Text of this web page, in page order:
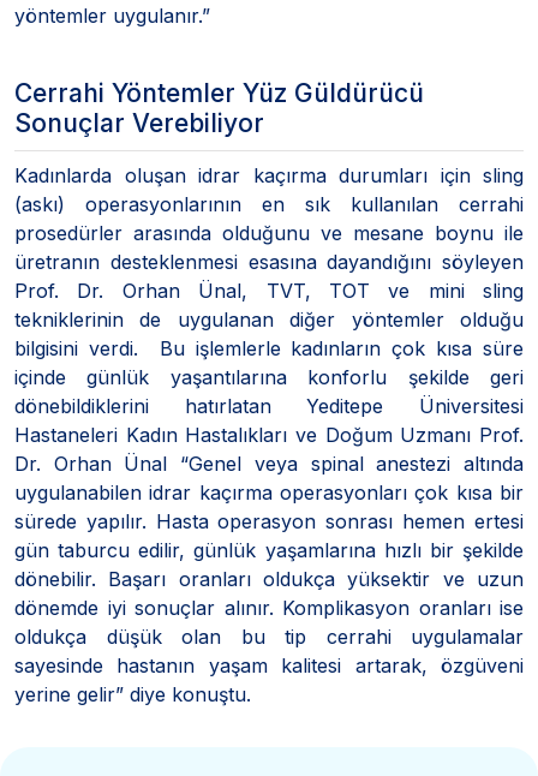
yöntemler uygulanır.”
Cerrahi Yöntemler Yüz Güldürücü
Sonuçlar Verebiliyor
Kadınlarda oluşan idrar kaçırma durumları için sling
(askı) operasyonlarının en sık kullanılan cerrahi
prosedürler arasında olduğunu ve mesane boynu ile
üretranın desteklenmesi esasına dayandığını söyleyen
Prof. Dr. Orhan Ünal, TVT, TOT ve mini sling
tekniklerinin de uygulanan diğer yöntemler olduğu
bilgisini verdi. Bu işlemlerle kadınların çok kısa süre
içinde günlük yaşantılarına konforlu şekilde geri
dönebildiklerini hatırlatan Yeditepe Üniversitesi
Hastaneleri Kadın Hastalıkları ve Doğum Uzmanı Prof.
Dr. Orhan Ünal “Genel veya spinal anestezi altında
uygulanabilen idrar kaçırma operasyonları çok kısa bir
sürede yapılır. Hasta operasyon sonrası hemen ertesi
gün taburcu edilir, günlük yaşamlarına hızlı bir şekilde
dönebilir. Başarı oranları oldukça yüksektir ve uzun
dönemde iyi sonuçlar alınır. Komplikasyon oranları ise
oldukça düşük olan bu tip cerrahi uygulamalar
sayesinde hastanın yaşam kalitesi artarak, özgüveni
yerine gelir” diye konuştu.